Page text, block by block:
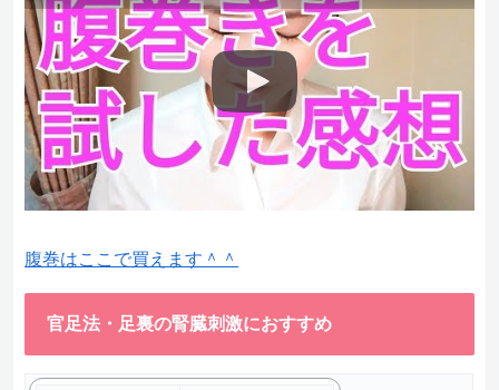
腹巻はここで買えます＾＾
官足法・足裏の腎臓刺激におすすめ